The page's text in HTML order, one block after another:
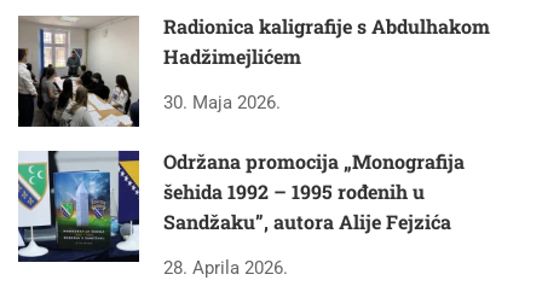
Radionica kaligrafije s Abdulhakom
Hadžimejlićem
30. Maja 2026.
Održana promocija „Monografija
šehida 1992 – 1995 rođenih u
Sandžaku”, autora Alije Fejzića
28. Aprila 2026.